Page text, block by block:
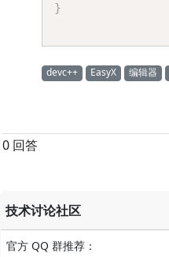
}
devc++ EasyX 编辑器
0 回答
技术讨论社区
官方 QQ 群推荐：